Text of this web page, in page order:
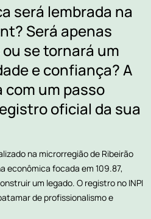
será lembrada na
Será apenas
se tornará um
e confiança? A
um passo
oficial da sua
na microrregião de Ribeirão
econômica focada em 109.87,
um legado. O registro no INPI
de profissionalismo e